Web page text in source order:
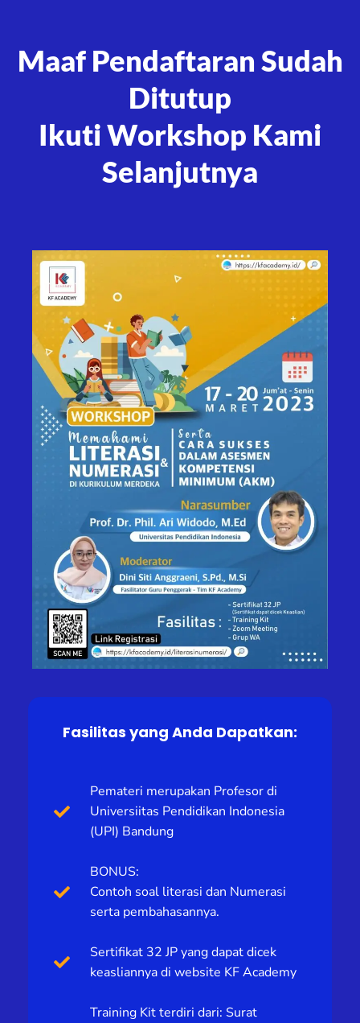
Maaf Pendaftaran Sudah
Ditutup
Ikuti Workshop Kami
Selanjutnya
Fasilitas yang Anda Dapatkan:
Pemateri merupakan Profesor di
Universiitas Pendidikan Indonesia
(UPI) Bandung
BONUS:
Contoh soal literasi dan Numerasi
serta pembahasannya.
Sertifikat 32 JP yang dapat dicek
keasliannya di website KF Academy
Training Kit terdiri dari: Surat